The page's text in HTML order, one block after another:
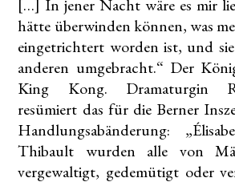
[…] In jener Nacht wäre es mir
hätte überwinden können, was
eingetrichtert worden ist, und
anderen umgebracht.“ Der
King Kong. Dramaturgin
resümiert das für die Berner
Handlungsabänderung:
Thibault wurden alle von
vergewaltigt, gedemütigt oder